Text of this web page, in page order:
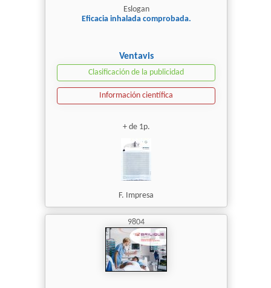
Eslogan
Eficacia inhalada comprobada.
Ventavis
Clasificación de la publicidad
Información científica
+ de 1p.
F. Impresa
9804